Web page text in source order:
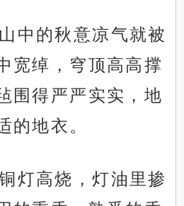
中的秋意凉气就被
宽绰，穹顶高高撑
围得严严实实，地
的地衣。
灯高烧，灯油里掺